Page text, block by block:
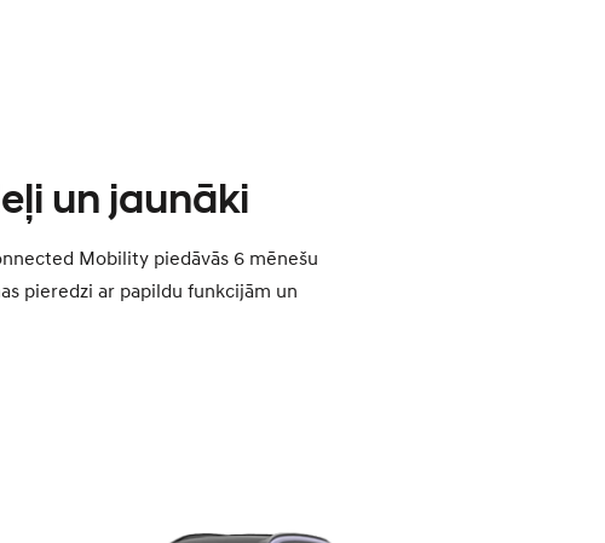
un jaunāki
Mobility piedāvās 6 mēnešu
pieredzi ar papildu funkcijām un